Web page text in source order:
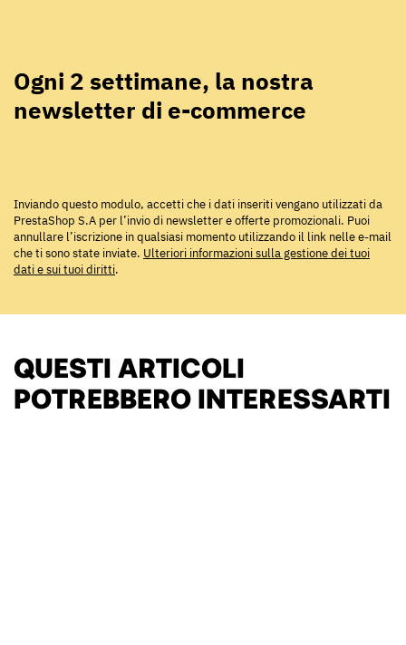
Ogni 2 settimane, la nostra
newsletter di e-commerce
Inviando questo modulo, accetti che i dati inseriti vengano utilizzati da
PrestaShop S.A per l’invio di newsletter e offerte promozionali. Puoi
annullare l’iscrizione in qualsiasi momento utilizzando il link nelle e-mail
che ti sono state inviate. Ulteriori informazioni sulla gestione dei tuoi
dati e sui tuoi diritti.
QUESTI ARTICOLI
POTREBBERO INTERESSARTI